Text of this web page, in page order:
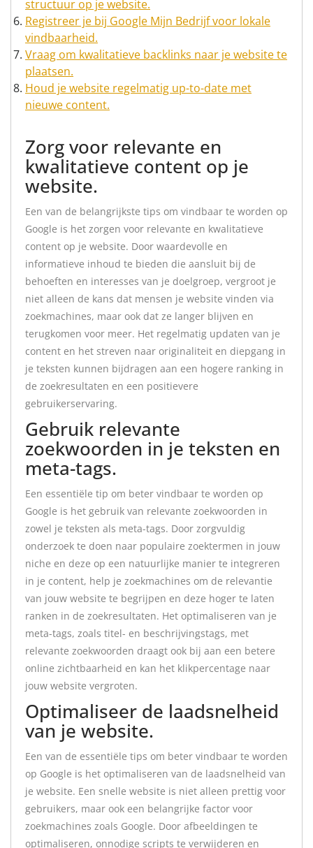
structuur op je website.
Registreer je bij Google Mijn Bedrijf voor lokale
vindbaarheid.
Vraag om kwalitatieve backlinks naar je website te
plaatsen.
Houd je website regelmatig up-to-date met
nieuwe content.
Zorg voor relevante en
kwalitatieve content op je
website.
Een van de belangrijkste tips om vindbaar te worden op
Google is het zorgen voor relevante en kwalitatieve
content op je website. Door waardevolle en
informatieve inhoud te bieden die aansluit bij de
behoeften en interesses van je doelgroep, vergroot je
niet alleen de kans dat mensen je website vinden via
zoekmachines, maar ook dat ze langer blijven en
terugkomen voor meer. Het regelmatig updaten van je
content en het streven naar originaliteit en diepgang in
je teksten kunnen bijdragen aan een hogere ranking in
de zoekresultaten en een positievere
gebruikerservaring.
Gebruik relevante
zoekwoorden in je teksten en
meta-tags.
Een essentiële tip om beter vindbaar te worden op
Google is het gebruik van relevante zoekwoorden in
zowel je teksten als meta-tags. Door zorgvuldig
onderzoek te doen naar populaire zoektermen in jouw
niche en deze op een natuurlijke manier te integreren
in je content, help je zoekmachines om de relevantie
van jouw website te begrijpen en deze hoger te laten
ranken in de zoekresultaten. Het optimaliseren van je
meta-tags, zoals titel- en beschrijvingstags, met
relevante zoekwoorden draagt ook bij aan een betere
online zichtbaarheid en kan het klikpercentage naar
jouw website vergroten.
Optimaliseer de laadsnelheid
van je website.
Een van de essentiële tips om beter vindbaar te worden
op Google is het optimaliseren van de laadsnelheid van
je website. Een snelle website is niet alleen prettig voor
gebruikers, maar ook een belangrijke factor voor
zoekmachines zoals Google. Door afbeeldingen te
optimaliseren, onnodige scripts te verwijderen en